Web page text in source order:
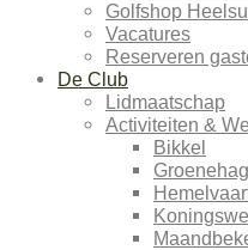
Golfshop
Vacatures
Reserveren
De Club
Lidmaatschap
Activiteiten &
Bikkel